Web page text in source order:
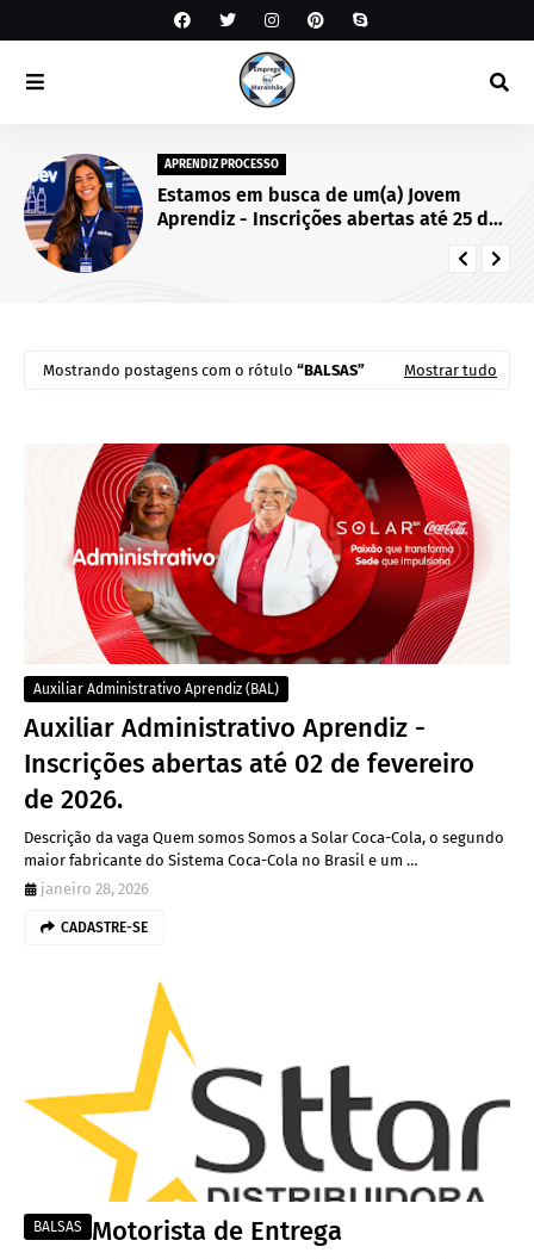
APRENDIZ PROCESSO
Estamos em busca de um(a) Jovem
Aprendiz - Inscrições abertas até 25 de
Mostrando postagens com o rótulo BALSAS Mostrar tudo
Auxiliar Administrativo Aprendiz (BAL)
Auxiliar Administrativo Aprendiz -
Inscrições abertas até 02 de fevereiro
de 2026.
Descrição da vaga Quem somos Somos a Solar Coca-Cola, o segundo
maior fabricante do Sistema Coca-Cola no Brasil e um …
janeiro 28, 2026
CADASTRE-SE
BALSAS Motorista de Entrega